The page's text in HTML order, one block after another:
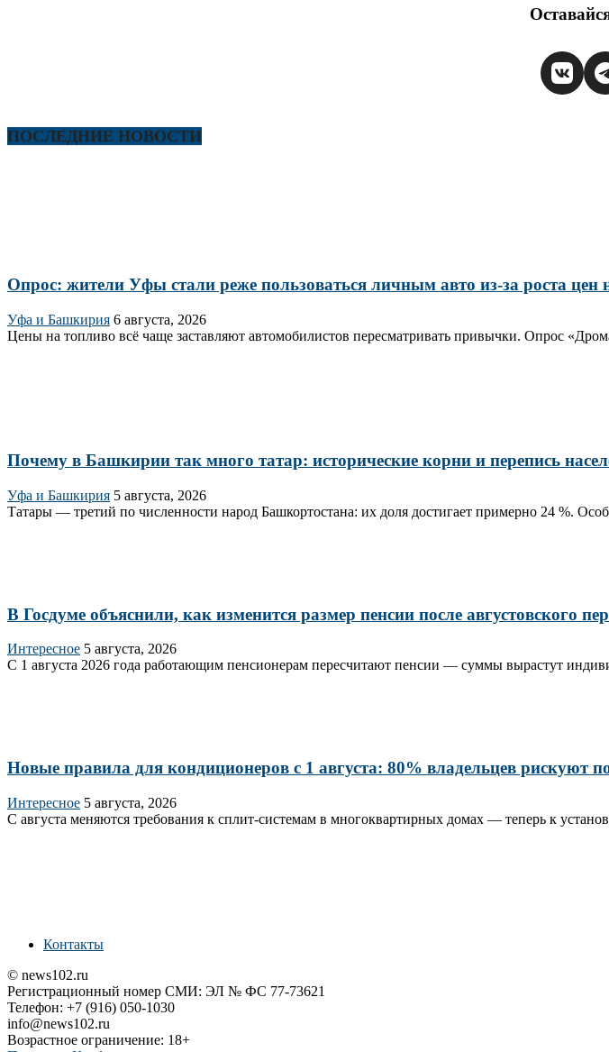
ПОСЛЕДНИЕ НОВОСТИ
Опрос: жители Уфы стали реже пользоваться личным авто из-за роста цен
Уфа и Башкирия 6 августа, 2026
Цены на топливо всё чаще заставляют автомобилистов пересматривать привычки. Опрос
Почему в Башкирии так много татар: исторические корни и перепись
Уфа и Башкирия 5 августа, 2026
Татары — третий по численности народ Башкортостана: их доля достигает примерно 24 %.
В Госдуме объяснили, как изменится размер пенсии после августовского
Интересное 5 августа, 2026
С 1 августа 2026 года работающим пенсионерам пересчитают пенсии — суммы вырастут
Новые правила для кондиционеров с 1 августа: 80% владельцев рискуют
Интересное 5 августа, 2026
С августа меняются требования к сплит‑системам в многоквартирных домах — теперь к
Контакты
© news102.ru
Регистрационный номер СМИ: ЭЛ № ФС 77-73621
Телефон: +7 (916) 050-1030
info@news102.ru
Возрастное ограничение: 18+